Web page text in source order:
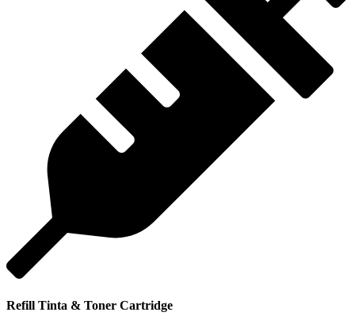
Refill Tinta & Toner Cartridge